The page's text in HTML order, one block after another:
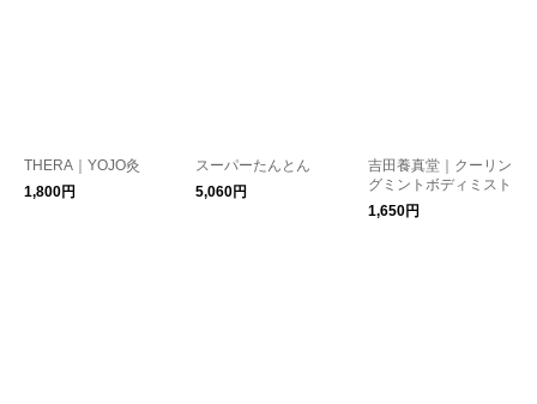
THERA｜YOJO灸
1,800円
スーパーたんとん
5,060円
吉田養真堂｜クーリン
グミントボディミスト
1,650円